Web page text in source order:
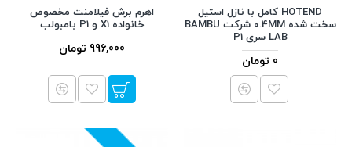
HOTEND کامل با نازل استیل
سخت شده 0.4MM شرکت BAMBU
LAB سری P1
0 تومان
اهرم برش فیلامنت مخصوص
خانواده X1 و P1 بامبولب
996,000 تومان